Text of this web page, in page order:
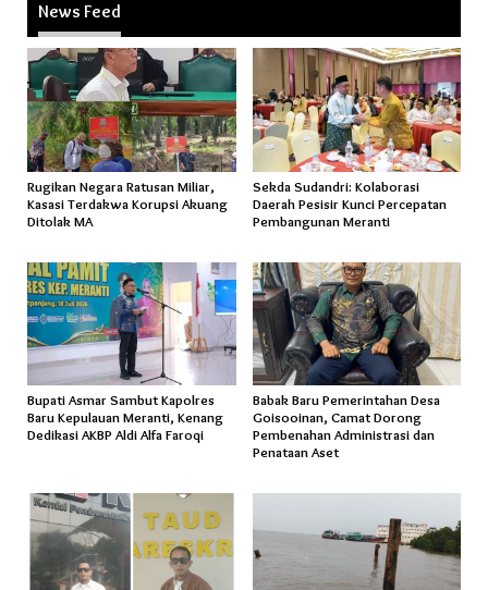
News Feed
Rugikan Negara Ratusan Miliar,
Kasasi Terdakwa Korupsi Akuang
Ditolak MA
Sekda Sudandri: Kolaborasi
Daerah Pesisir Kunci Percepatan
Pembangunan Meranti
Bupati Asmar Sambut Kapolres
Baru Kepulauan Meranti, Kenang
Dedikasi AKBP Aldi Alfa Faroqi
Babak Baru Pemerintahan Desa
Goisooinan, Camat Dorong
Pembenahan Administrasi dan
Penataan Aset